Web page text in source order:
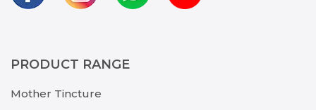
PRODUCT RANGE
Mother Tincture